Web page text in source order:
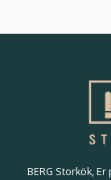
BERG Storkök,